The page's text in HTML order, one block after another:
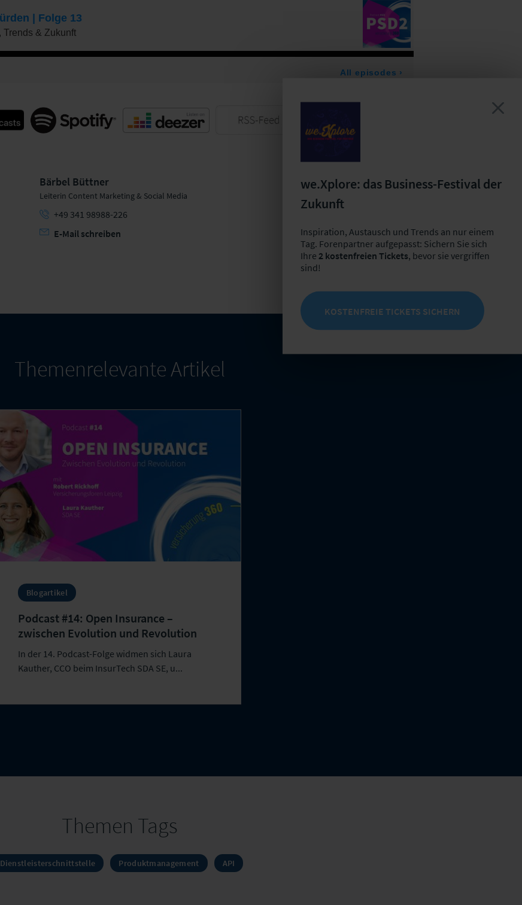
Bärbel Büttner
Leiterin Content Marketing & Social Media
+49 341 98988-226
E-Mail schreiben
Themenrelevante Artikel
Blogartikel
Podcast #14: Open Insurance –
zwischen Evolution und Revolution
In der 14. Podcast-Folge widmen sich Laura
Kauther, CCO beim InsurTech SDA SE, u...
Themen Tags
Dienstleisterschnittstelle Produktmanagement API
we.Xplore: das Business-Festival der
Zukunft
Inspiration, Austausch und Trends an nur einem
Tag. Forenpartner aufgepasst: Sichern Sie sich
Ihre 2 kostenfreien Tickets, bevor sie vergriffen
sind!
KOSTENFREIE TICKETS SICHERN